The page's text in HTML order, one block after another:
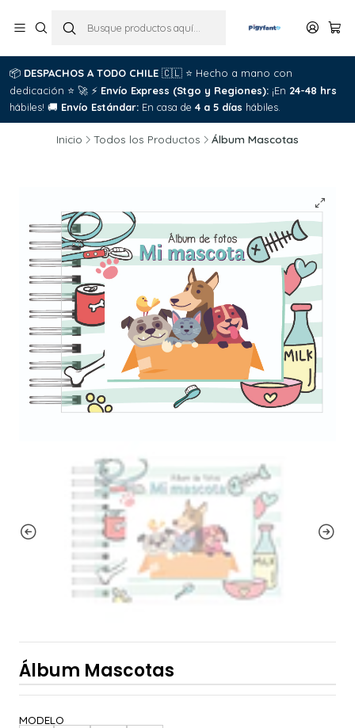
📦 DESPACHOS A TODO CHILE 🇨🇱 ⭐ Hecho a mano con
dedicación ⭐ 🚀 ⚡ Envío Express (Stgo y Regiones): ¡En 24-48 hrs
hábiles! 🚚 Envío Estándar: En casa de 4 a 5 días hábiles.
Inicio Todos los Productos Álbum Mascotas
Álbum Mascotas
MODELO